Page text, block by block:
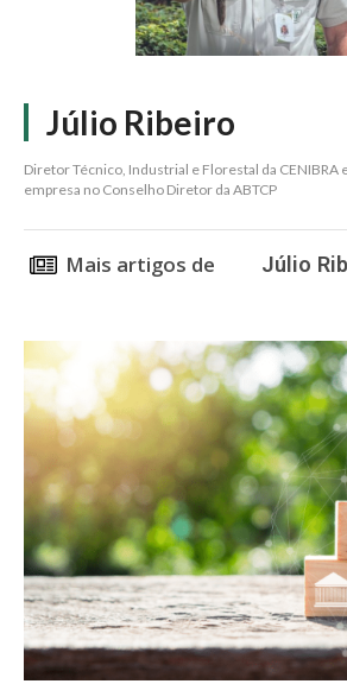
Júlio Ribeiro
Diretor Técnico, Industrial e Florestal da CENIBRA
empresa no Conselho Diretor da ABTCP
Mais artigos de Júlio